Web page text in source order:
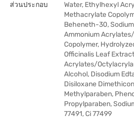
ส่วนประกอบ
Water, Ethylhexyl
Methacrylate
Beheneth-30,
Ammonium
Copolymer,
Officinalis Leaf
Acrylates/
Alcohol, Disodium
Disiloxane
Methylparaben,
Propylparaben,
77491, Ci 77499